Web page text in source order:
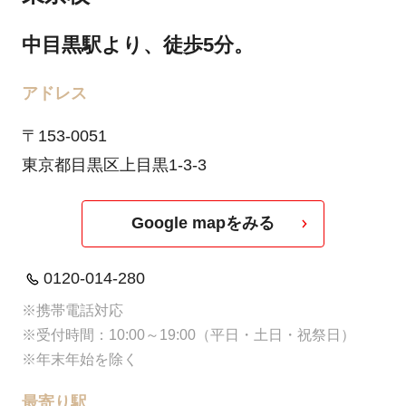
中目黒駅より、徒歩5分。
アドレス
〒153-0051
東京都目黒区上目黒1-3-3
Google mapをみる
0120-014-280
※携帯電話対応
※受付時間：10:00～19:00（平日・土日・祝祭日）
※年末年始を除く